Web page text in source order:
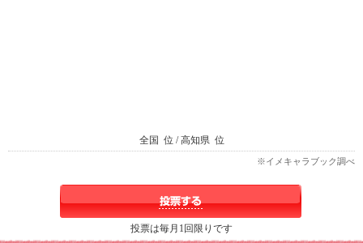
全国 位 / 高知県 位
※イメキャラブック調べ
投票は毎月1回限りです